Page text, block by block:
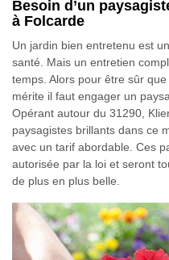
Besoin d’un
à Folcarde
Un jardin bien entretenu est
santé. Mais un entretien
temps. Alors pour être sûr que
mérite il faut engager un
Opérant autour du 31290,
paysagistes brillants dans ce
avec un tarif abordable. Ces
autorisée par la loi et seront
de plus en plus belle.